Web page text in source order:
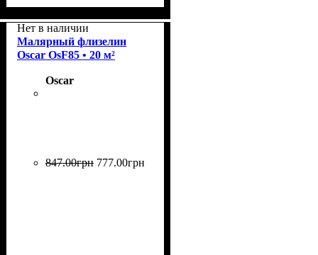
Нет в наличии
Малярный флизелин
Oscar OsF85 • 20 м²
Oscar
847.00грн 777.00грн